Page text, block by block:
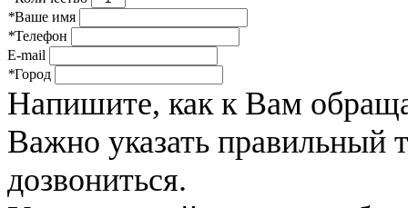
*Ваше имя
*Телефон
E-mail
*Город
Напишите, как к Вам
Важно указать
дозвониться.